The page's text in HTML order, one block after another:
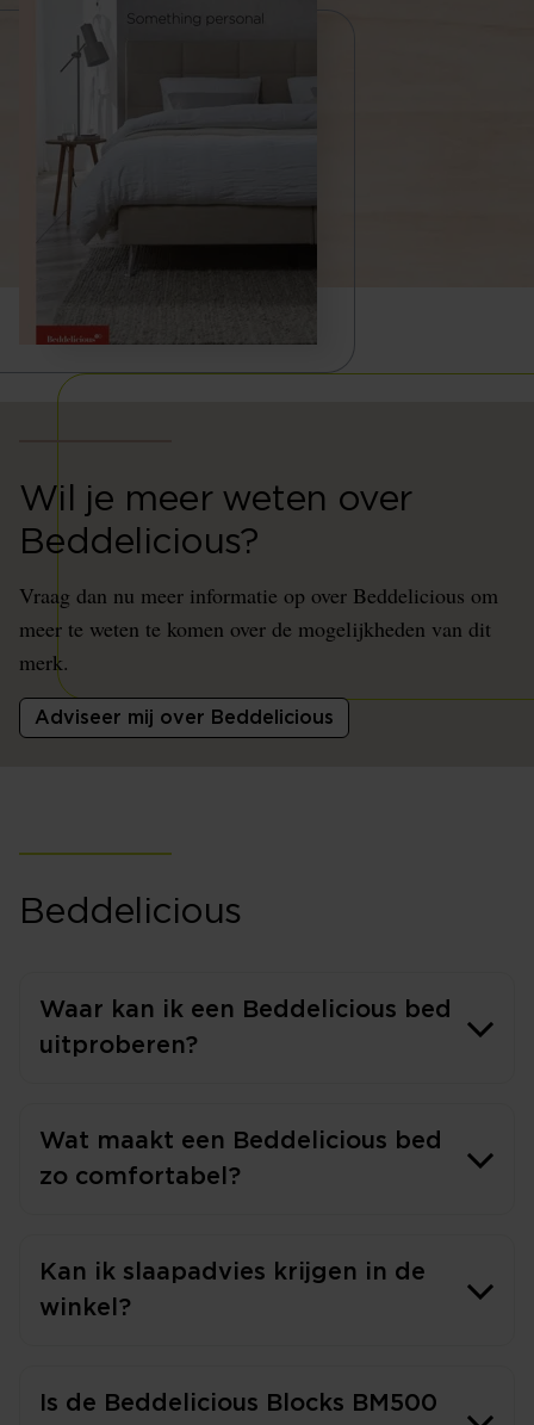
Wil je meer weten over
Beddelicious?
Vraag dan nu meer informatie op over Beddelicious om
meer te weten te komen over de mogelijkheden van dit
merk.
Adviseer mij over Beddelicious
Beddelicious
Waar kan ik een Beddelicious bed
uitproberen?
Wat maakt een Beddelicious bed
zo comfortabel?
Kan ik slaapadvies krijgen in de
winkel?
Is de Beddelicious Blocks BM500